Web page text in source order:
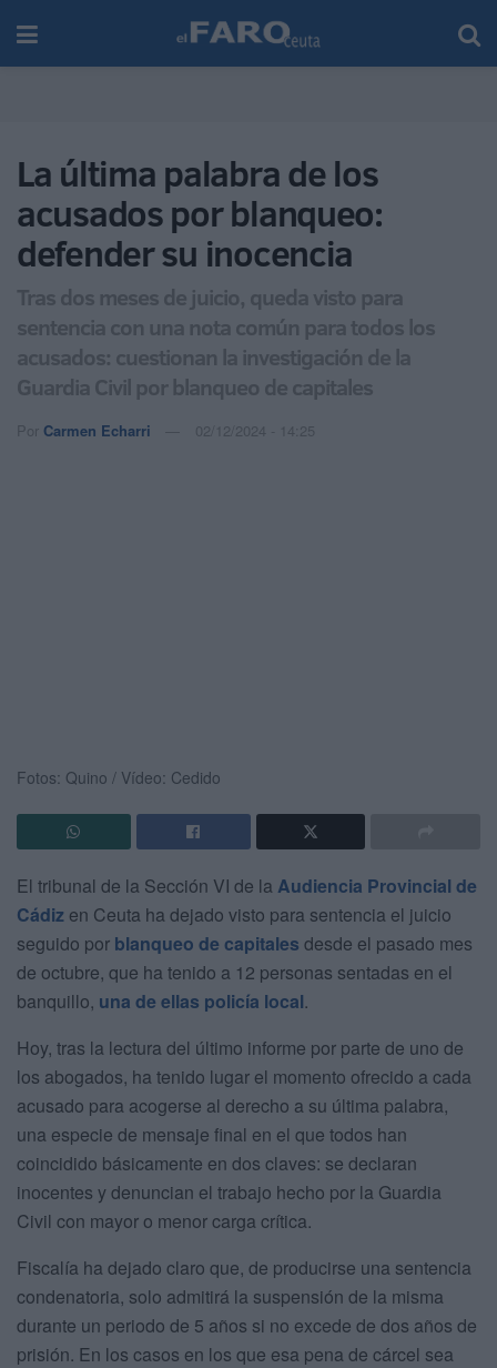
La última palabra de los
acusados por blanqueo:
defender su inocencia
Tras dos meses de juicio, queda visto para
sentencia con una nota común para todos los
acusados: cuestionan la investigación de la
Guardia Civil por blanqueo de capitales
Por Carmen Echarri 02/12/2024 - 14:25
Fotos: Quino / Vídeo: Cedido
El tribunal de la Sección VI de la Audiencia Provincial de
Cádiz en Ceuta ha dejado visto para sentencia el juicio
seguido por blanqueo de capitales desde el pasado mes
de octubre, que ha tenido a 12 personas sentadas en el
banquillo, una de ellas policía local.
Hoy, tras la lectura del último informe por parte de uno de
los abogados, ha tenido lugar el momento ofrecido a cada
acusado para acogerse al derecho a su última palabra,
una especie de mensaje final en el que todos han
coincidido básicamente en dos claves: se declaran
inocentes y denuncian el trabajo hecho por la Guardia
Civil con mayor o menor carga crítica.
Fiscalía ha dejado claro que, de producirse una sentencia
condenatoria, solo admitirá la suspensión de la misma
durante un periodo de 5 años si no excede de dos años de
prisión. En los casos en los que esa pena de cárcel sea